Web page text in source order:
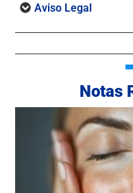
Aviso Legal
Notas